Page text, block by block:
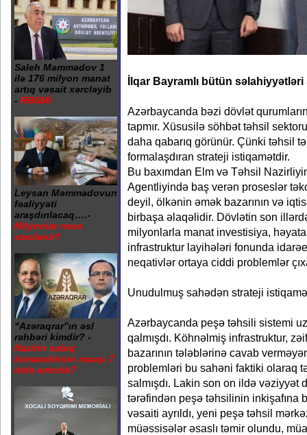
Saleh Məmmədov 1
ilə 176 milyon manat
artıq vəsait xərcləyib
- RƏSMİ
Leysan Məmmədovun
fəaliyyəti
araşdırılacaq….-
Milyonlar necə
xərclənir?
“Azəraqrar”ın əsl
rəhbəri kimdir? -
Nazirin sabiq
komandirinin maaşı 7
dəfə artırılıb?
İlqar Bayramlı bütün
Azərbaycanda bəzi dövlət
tapmır. Xüsusilə söhbət təhsil
daha qabarıq görünür. Çünki təhsil
formalaşdıran strateji istiqamətdir.
Bu baxımdan Elm və Təhsil
Agentliyində baş verən proseslər
deyil, ölkənin əmək bazarının və
birbaşa əlaqəlidir. Dövlətin son
milyonlarla manat investisiya,
infrastruktur layihələri fonunda
neqativlər ortaya ciddi problemlər
Unudulmuş sahədən strateji
Azərbaycanda peşə təhsili sistemi
qalmışdı. Köhnəlmiş infrastruktur,
bazarının tələblərinə cavab
problemləri bu sahəni faktiki olaraq
salmışdı. Lakin son on ildə vəziyyət
tərəfindən peşə təhsilinin inkişafına
vəsaiti ayrıldı, yeni peşə təhsil
müəssisələr əsaslı təmir olundu,